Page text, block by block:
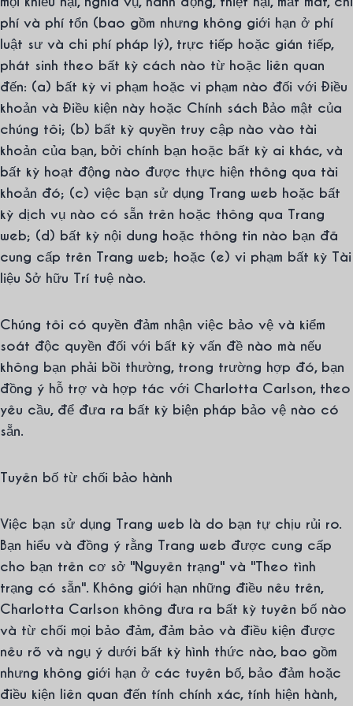
phí và phí tổn (bao gồm nhưng không giới hạn ở phí
luật sư và chi phí pháp lý), trực tiếp hoặc gián tiếp,
phát sinh theo bất kỳ cách nào từ hoặc liên quan
đến: (a) bất kỳ vi phạm hoặc vi phạm nào đối với Điều
khoản và Điều kiện này hoặc Chính sách Bảo mật của
chúng tôi; (b) bất kỳ quyền truy cập nào vào tài
khoản của bạn, bởi chính bạn hoặc bất kỳ ai khác, và
bất kỳ hoạt động nào được thực hiện thông qua tài
khoản đó; (c) việc bạn sử dụng Trang web hoặc bất
kỳ dịch vụ nào có sẵn trên hoặc thông qua Trang
web; (d) bất kỳ nội dung hoặc thông tin nào bạn đã
cung cấp trên Trang web; hoặc (e) vi phạm bất kỳ Tài
liệu Sở hữu Trí tuệ nào.
Chúng tôi có quyền đảm nhận việc bảo vệ và kiểm
soát độc quyền đối với bất kỳ vấn đề nào mà nếu
không bạn phải bồi thường, trong trường hợp đó, bạn
đồng ý hỗ trợ và hợp tác với Charlotta Carlson, theo
yêu cầu, để đưa ra bất kỳ biện pháp bảo vệ nào có
sẵn.
Tuyên bố từ chối bảo hành
Việc bạn sử dụng Trang web là do bạn tự chịu rủi ro.
Bạn hiểu và đồng ý rằng Trang web được cung cấp
cho bạn trên cơ sở "Nguyên trạng" và "Theo tình
trạng có sẵn". Không giới hạn những điều nêu trên,
Charlotta Carlson không đưa ra bất kỳ tuyên bố nào
và từ chối mọi bảo đảm, đảm bảo và điều kiện được
nêu rõ và ngụ ý dưới bất kỳ hình thức nào, bao gồm
nhưng không giới hạn ở các tuyên bố, bảo đảm hoặc
điều kiện liên quan đến tính chính xác, tính hiện hành,